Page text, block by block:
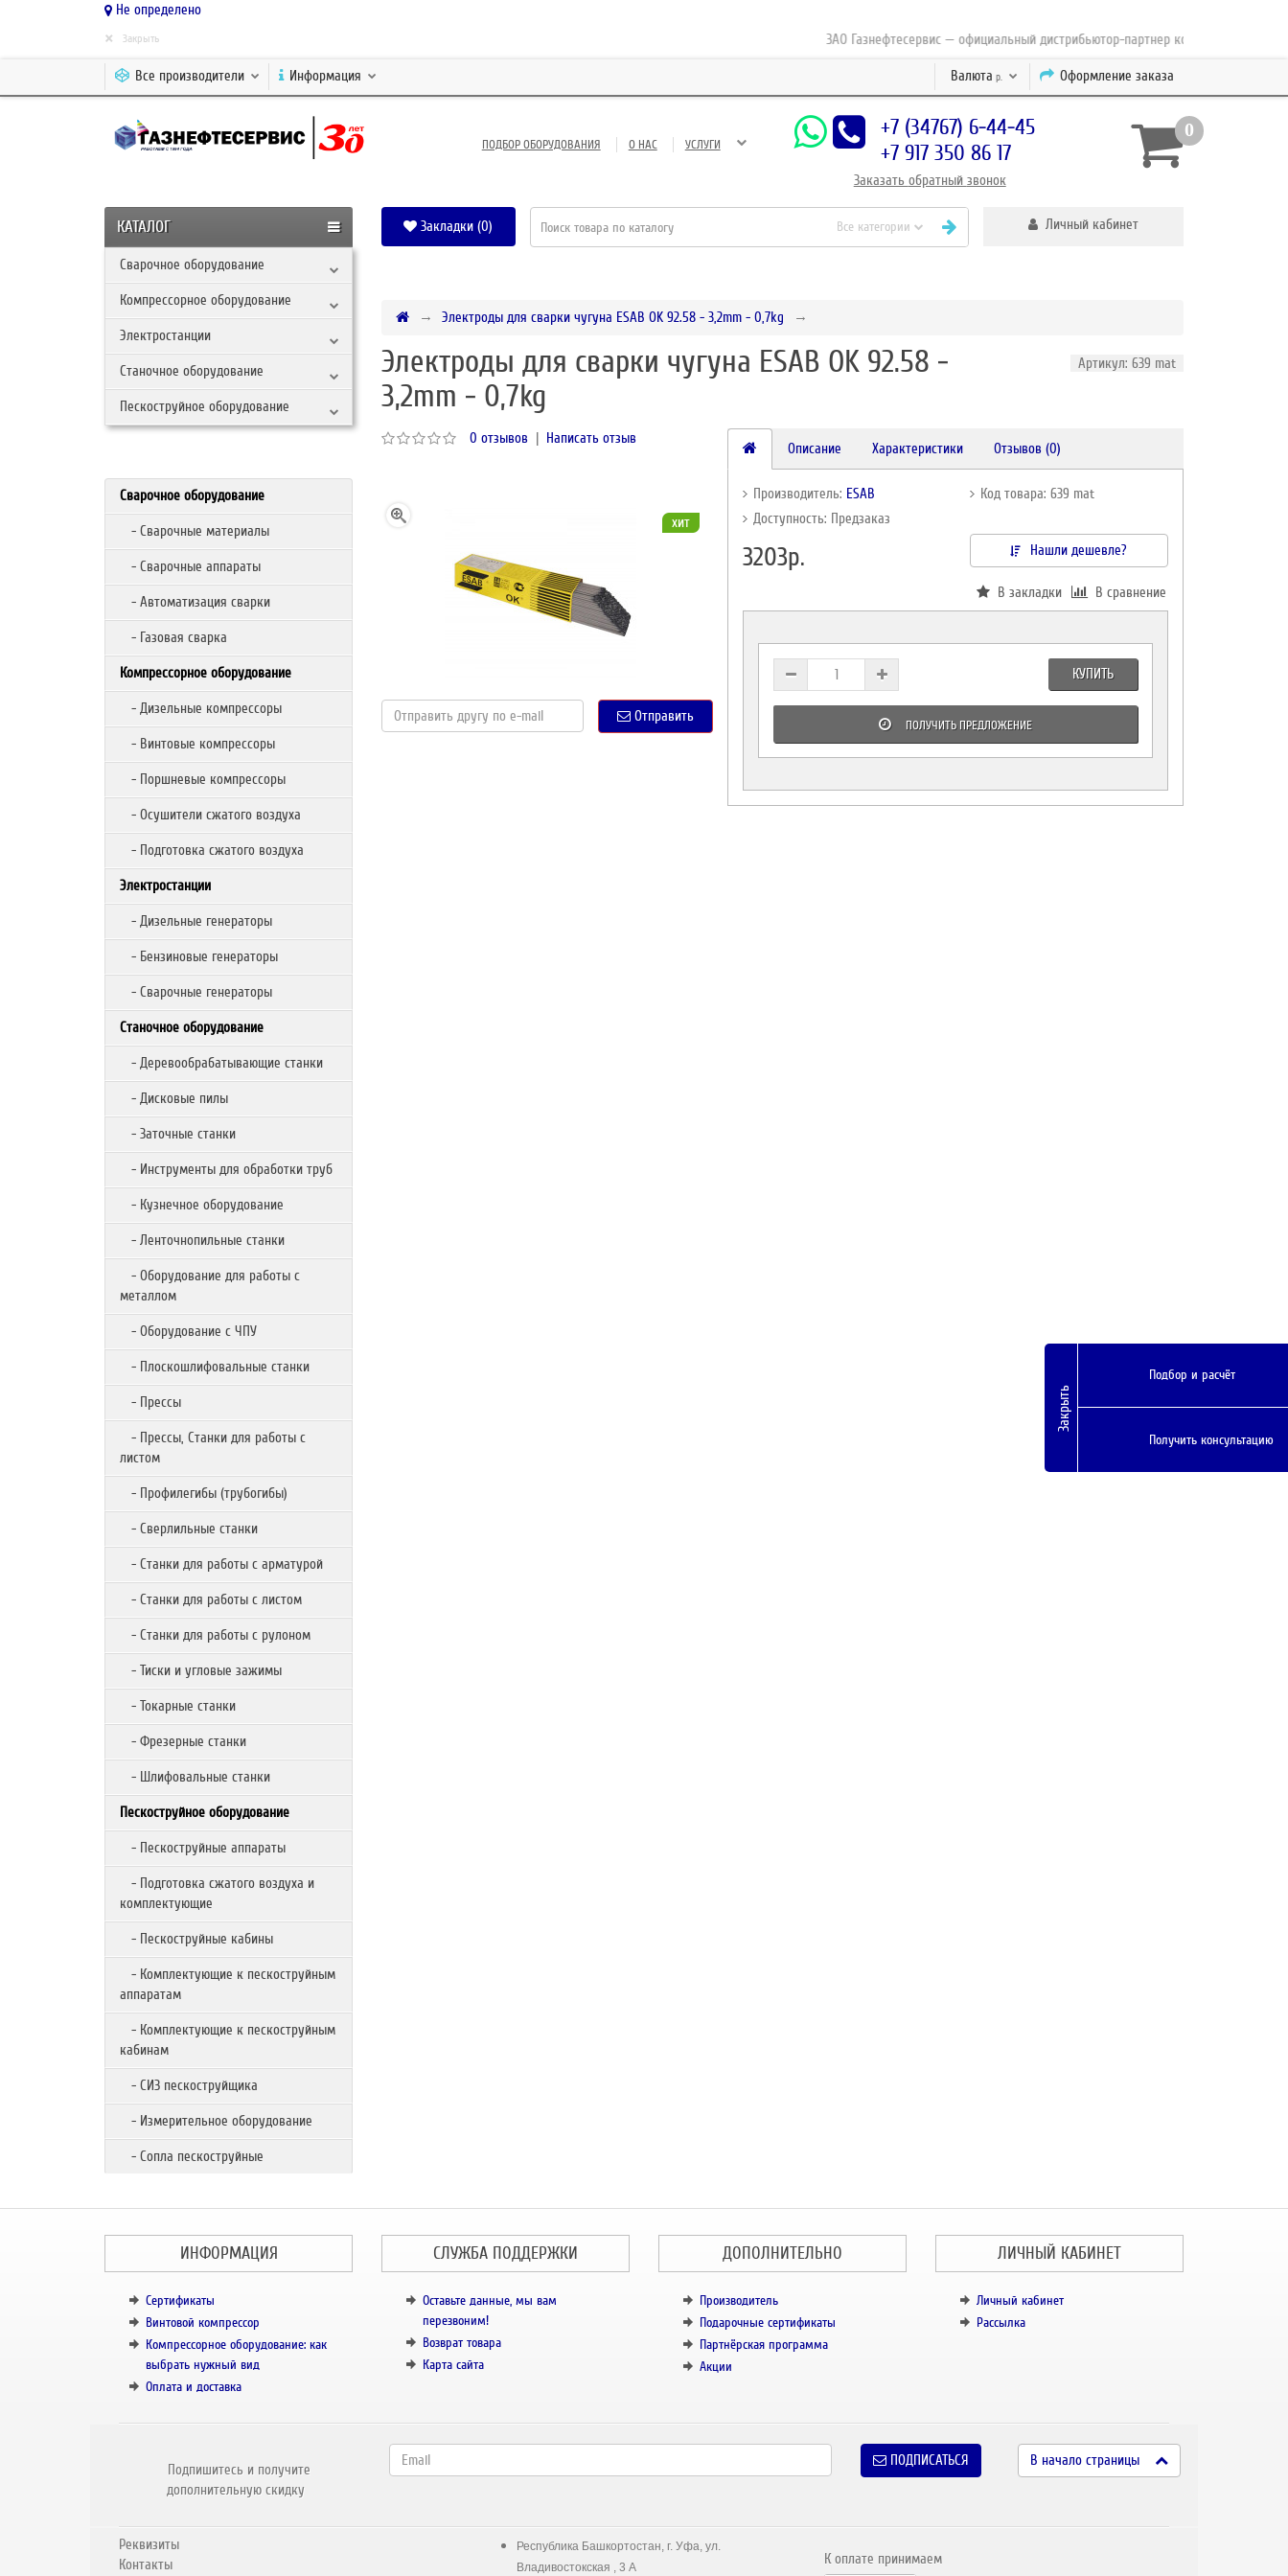
Не определено
ЗАО Газнефтесервис — официальный дистрибьютор-партнер концерна ESAB с 2010
× Закрыть
Оформление заказа
Валюта р.
Все производители Информация
ПОДБОР ОБОРУДОВАНИЯ О НАС УСЛУГИ
+7 (34767) 6-44-45
+7 917 350 86 17
Заказать обратный звонок
0
КАТАЛОГ
Сварочное оборудование
Компрессорное оборудование
Электростанции
Станочное оборудование
Пескоструйное оборудование
Закладки (0) Все категории Личный кабинет
Сварочное оборудование
- Сварочные материалы
- Сварочные аппараты
- Автоматизация сварки
- Газовая сварка
Компрессорное оборудование
- Дизельные компрессоры
- Винтовые компрессоры
- Поршневые компрессоры
- Осушители сжатого воздуха
- Подготовка сжатого воздуха
Электростанции
- Дизельные генераторы
- Бензиновые генераторы
- Сварочные генераторы
Станочное оборудование
- Деревообрабатывающие станки
- Дисковые пилы
- Заточные станки
- Инструменты для обработки труб
- Кузнечное оборудование
- Ленточнопильные станки
- Оборудование для работы с
металлом
- Оборудование с ЧПУ
- Плоскошлифовальные станки
- Прессы
- Прессы, Станки для работы с
листом
- Профилегибы (трубогибы)
- Сверлильные станки
- Станки для работы с арматурой
- Станки для работы с листом
- Станки для работы с рулоном
- Тиски и угловые зажимы
- Токарные станки
- Фрезерные станки
- Шлифовальные станки
Пескоструйное оборудование
- Пескоструйные аппараты
- Подготовка сжатого воздуха и
комплектующие
- Пескоструйные кабины
- Комплектующие к пескоструйным
аппаратам
- Комплектующие к пескоструйным
кабинам
- СИЗ пескоструйщика
- Измерительное оборудование
- Сопла пескоструйные
Электроды для сварки чугуна ESAB OK 92.58 - 3,2mm - 0,7kg
Электроды для сварки чугуна ESAB OK 92.58 -
3,2mm - 0,7kg
Артикул: 639 mat
0 отзывов | Написать отзыв
хит
Отправить
Описание Характеристики Отзывов (0)
Производитель: ESAB
Код товара: 639 mat
Доступность: Предзаказ
3203р. Нашли дешевле?
В закладки В сравнение
КУПИТЬ
ПОЛУЧИТЬ ПРЕДЛОЖЕНИЕ
ИНФОРМАЦИЯ
Сертификаты
Винтовой компрессор
Компрессорное оборудование: как
выбрать нужный вид
Оплата и доставка
СЛУЖБА ПОДДЕРЖКИ
Оставьте данные, мы вам
перезвоним!
Возврат товара
Карта сайта
ДОПОЛНИТЕЛЬНО
Производитель
Подарочные сертификаты
Партнёрская программа
Акции
ЛИЧНЫЙ КАБИНЕТ
Личный кабинет
Рассылка
Подпишитесь и получите
дополнительную скидку
ПОДПИСАТЬСЯ В начало страницы
Реквизиты
Контакты
Республика Башкортостан, г. Уфа, ул.
Владивостокская , 3 А
К оплате принимаем
Закрыть
Подбор и расчёт
Получить консультацию